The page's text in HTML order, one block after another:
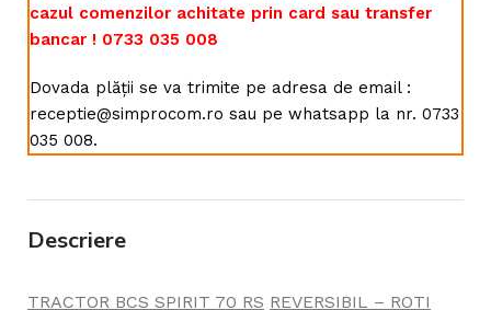
cazul comenzilor achitate prin card sau transfer
bancar ! 0733 035 008
Dovada plății se va trimite pe adresa de email :
receptie@simprocom.ro sau pe whatsapp la nr. 0733
035 008.
Descriere
TRACTOR BCS SPIRIT 70 RS REVERSIBIL – ROTI